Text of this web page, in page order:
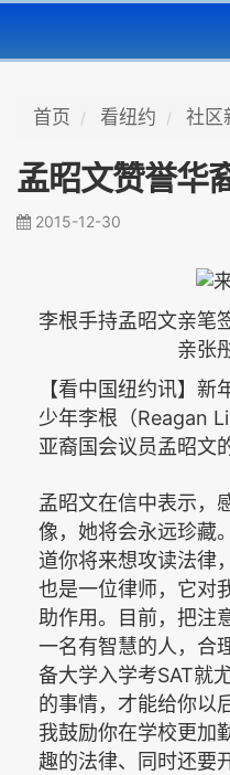
首页 看纽约 社区
孟昭文赞誉华
2015-12-30
李根手持孟昭文亲笔
亲张
【看中国纽约讯】
少年李根（Reagan
亚裔国会议员孟昭文
孟昭文在信中表示，
像，她将会永远珍藏
道你将来想攻读法律
也是一位律师，它对
助作用。目前，把注
一名有智慧的人，合
备大学入学考SAT就
的事情，才能给你以
我鼓励你在学校更加
趣的法律、同时还要